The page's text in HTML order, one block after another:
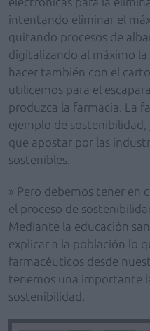
intentando eliminar el
quitando procesos de
digitalizando al máximo
hacer también con el
utilicemos para el
produzca la farmacia. La
ejemplo de
que apostar por las
sostenibles.
» Pero debemos tener en
el proceso de
Mediante la educación
explicar a la población lo
farmacéuticos desde
tenemos una importante
sostenibilidad.